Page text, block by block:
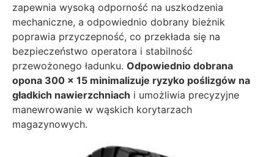
zapewnia wysoką odporność na uszkodzenia
mechaniczne, a odpowiednio dobrany bieżnik
poprawia przyczepność, co przekłada się na
bezpieczeństwo operatora i stabilność
przewożonego ładunku. Odpowiednio dobrana
opona 300 × 15 minimalizuje ryzyko poślizgów na
gładkich nawierzchniach i umożliwia precyzyjne
manewrowanie w wąskich korytarzach
magazynowych.